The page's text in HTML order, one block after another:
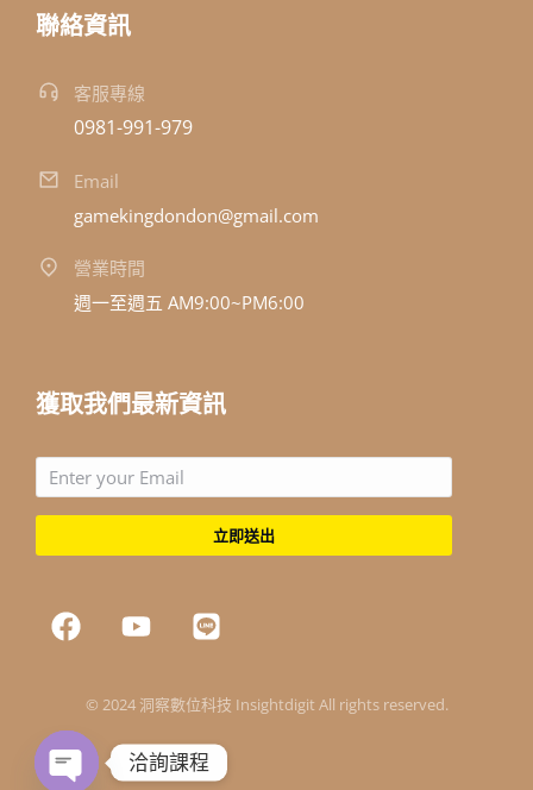
聯絡資訊
客服專線
0981-991-979
Email
gamekingdondon@gmail.com
營業時間
週一至週五 AM9:00~PM6:00
獲取我們最新資訊
立即送出
© 2024 洞察數位科技 Insightdigit All rights reserved.
洽詢課程